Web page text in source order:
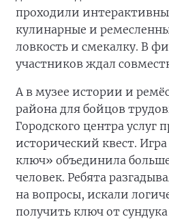
проходили
кулинарные и
ловкость и смекалку. В
участников ждал
А в музее истории и
района для бойцов
Городского центра услуг
исторический квест.
ключ» объединила
человек. Ребята
на вопросы, искали
получить ключ от